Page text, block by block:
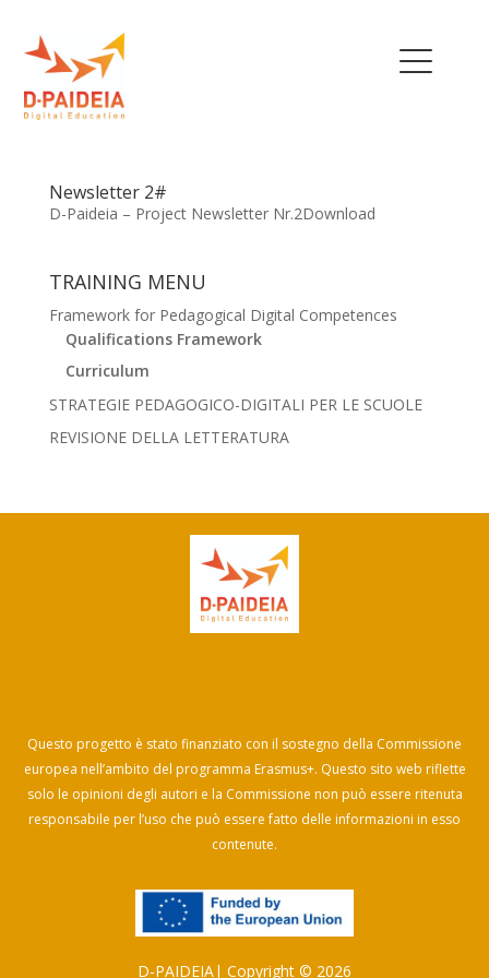
OUR TEAM
POLICY RECOMMENDATIONS
TRAINING MENU
STRATEGIES FOR SCHOOLS
DIGICOMP
GUIDE FOR SCHOOL
LEADERS
Newsletter 2#
D-Paideia – Project Newsletter Nr.2Download
TRAINING MENU
Framework for Pedagogical Digital Competences
Qualifications Framework
Curriculum
STRATEGIE PEDAGOGICO-DIGITALI PER LE SCUOLE
REVISIONE DELLA LETTERATURA
Questo progetto è stato finanziato con il sostegno della Commissione
europea nell’ambito del programma Erasmus+. Questo sito web riflette
solo le opinioni degli autori e la Commissione non può essere ritenuta
responsabile per l’uso che può essere fatto delle informazioni in esso
contenute.
D-PAIDEIA| Copyright © 2026